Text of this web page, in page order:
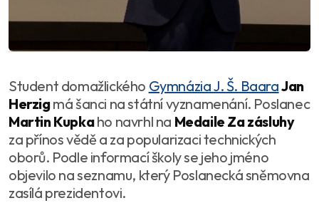
Student domažlického Gymnázia J. Š. BaaraJan
Herzigmá šanci na státní vyznamenání. Poslanec
Martin Kupkaho navrhl na Medaile Za zásluhy
za přínos vědě a za popularizaci technických
oborů. Podle informací školy se jeho jméno
objevilo na seznamu, který Poslanecká sněmovna
zasílá prezidentovi.